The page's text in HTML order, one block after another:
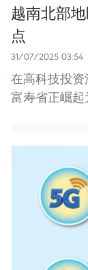
越南北部
点
31/07/2025 03:54
在高科技投资
富寿省正崛起